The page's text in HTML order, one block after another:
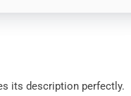
its description perfectly.